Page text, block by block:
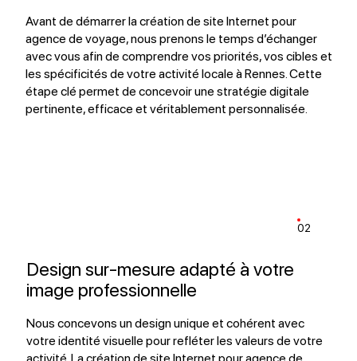
Avant de démarrer la création de site Internet pour
agence de voyage, nous prenons le temps d’échanger
avec vous afin de comprendre vos priorités, vos cibles et
les spécificités de votre activité locale à Rennes. Cette
étape clé permet de concevoir une stratégie digitale
pertinente, efficace et véritablement personnalisée.
02
Design sur-mesure adapté à votre
image professionnelle
Nous concevons un design unique et cohérent avec
votre identité visuelle pour refléter les valeurs de votre